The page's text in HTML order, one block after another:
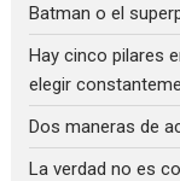
Batman o el
Hay cinco pilares
elegir
Dos maneras de
La verdad no es